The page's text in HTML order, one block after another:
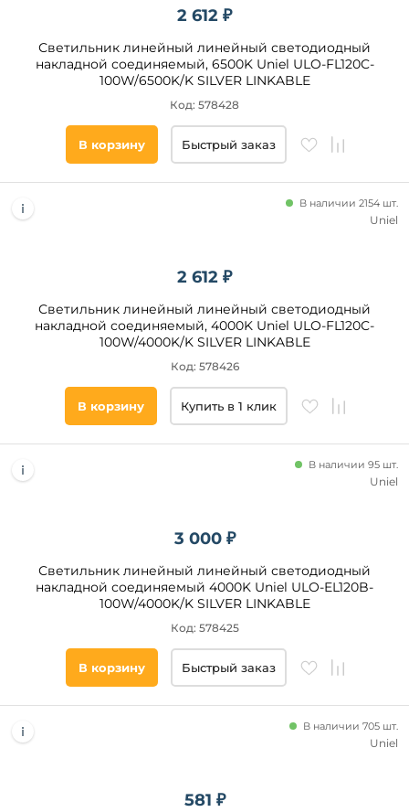
2 612 ₽
Светильник линейный линейный светодиодный
накладной соединяемый, 6500K Uniel ULO-FL120C-
100W/6500K/K SILVER LINKABLE
Код: 578428
В корзину Быстрый заказ
2 612 ₽
Светильник линейный линейный светодиодный
накладной соединяемый, 4000K Uniel ULO-FL120C-
100W/4000K/K SILVER LINKABLE
В наличии 2154 шт.
Код: 578426
Uniel
В корзину Купить в 1 клик
3 000 ₽
Светильник линейный линейный светодиодный
накладной соединяемый 4000K Uniel ULO-EL120B-
100W/4000K/K SILVER LINKABLE
В наличии 95 шт.
Код: 578425
Uniel
В корзину Быстрый заказ
581 ₽
В наличии 705 шт.
Uniel